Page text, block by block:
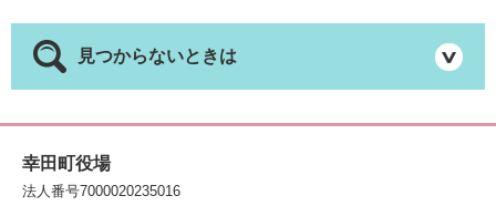
見つからないときは
幸田町役場
法人番号7000020235016